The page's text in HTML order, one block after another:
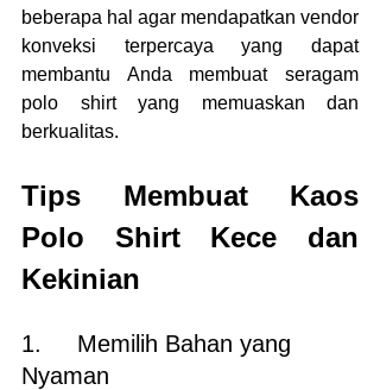
beberapa hal agar mendapatkan vendor
konveksi terpercaya yang dapat
membantu Anda membuat seragam
polo shirt yang memuaskan dan
berkualitas.
Tips Membuat Kaos
Polo Shirt Kece dan
Kekinian
1.     Memilih Bahan yang
Nyaman